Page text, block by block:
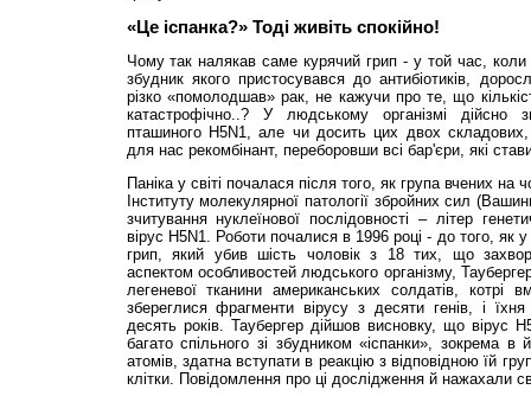
«Це іспанка?» Тоді живіть спокійно!
Чому так налякав саме курячий грип - у той час,
збудник якого пристосувався до антибіотиків,
різко «помолодшав» рак, не кажучи про те, що
катастрофічно..? У людському організмі дійсно
пташиного Н5N1, але чи досить цих двох
для нас рекомбінант, переборовши всі бар'єри, які
Паніка у світі почалася після того, як група вчених
Інституту молекулярної патології збройних сил
зчитування нуклеїнової послідовності – літер
вірус Н5N1. Роботи почалися в 1996 році - до того, як
грип, який убив шість чоловік з 18 тих, що
аспектом особливостей людського організму,
легеневої тканини американських солдатів, котрі
збереглися фрагменти вірусу з десяти генів, і їхня
десять років. Таубергер дійшов висновку, що вірус
багато спільного зі збудником «іспанки», зокрема в
атомів, здатна вступати в реакцію з відповідною їй
клітки. Повідомлення про ці дослідження й нажахали